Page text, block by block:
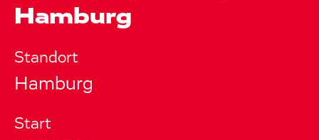
Hamburg
Standort
Hamburg
Start